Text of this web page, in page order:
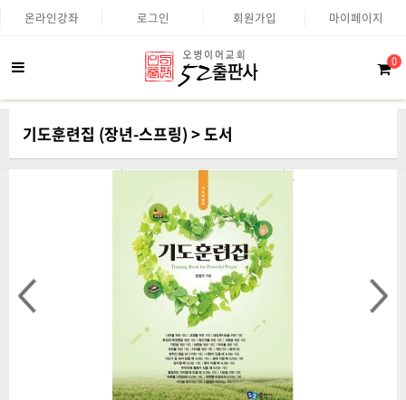
온라인강좌 로그인 회원가입 마이페이지
0
기도훈련집 (장년-스프링) > 도서